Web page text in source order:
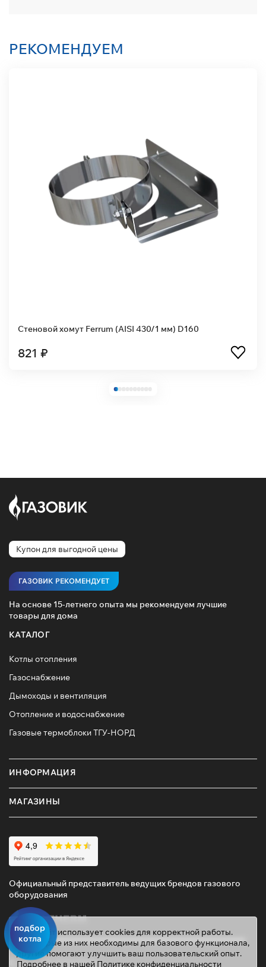
подбор
котла
РЕКОМЕНДУЕМ
Стеновой хомут Ferrum (AISI 430/1 мм) D160
821 ₽
Купон для выгодной цены
ГАЗОВИК РЕКОМЕНДУЕТ
На основе 15-летнего опыта мы рекомендуем лучшие
товары для дома
КАТАЛОГ
Котлы отопления
Газоснабжение
Дымоходы и вентиляция
Отопление и водоснабжение
Газовые термоблоки ТГУ-НОРД
ИНФОРМАЦИЯ
МАГАЗИНЫ
Официальный представитель ведущих брендов газового
оборудования
© 2026 ТД «ГАЗОВИК»
Этот сайт использует cookies для корректной работы.
Некоторые из них необходимы для базового функционала,
другие помогают улучшить ваш пользовательский опыт.
Подробнее в нашей Политике конфиденциальности